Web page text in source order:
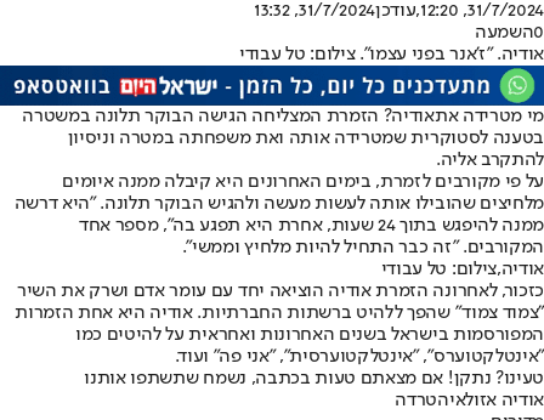
31/7/2024, 12:20
,עודכן31/7/2024, 13:32
0השמעה
אודיה. "ז'אנר בפני עצמו". צילום: טל עבודי
מי מטרידה אתאודיה? הזמרת המצליחה הגישה הבוקר תלונה במשטרה
בטענה לסטוקרית שמטרידה אותה ואת משפחתה במטרה וניסיון
להתקרב אליה.
על פי מקורבים לזמרת, בימים האחרונים היא קיבלה ממנה איומים
מלחיצים שהובילו אותה לעשות מעשה ולהגיש הבוקר תלונה. "היא דרשה
ממנה להיפגש בתוך 24 שעות, אחרת היא תפגע בה", מספר אחד
המקורבים. "זה כבר התחיל להיות מלחיץ וממשי".
אודיה,צילום: טל עבודי
כזכור, לאחרונה הזמרת אודיה הוציאה יחד עם עומר אדם ושרק את השיר
"צמוד צמוד" שהפך ללהיט ברשתות החברתיות. אודיה היא אחת הזמרות
המפורסמות בישראל בשנים האחרונות ואחראית על להיטים כמו
"אינטלקטוערס", "אינטלקטוערסית", "אני פה" ועוד.
טעינו? נתקן! אם מצאתם טעות בכתבה, נשמח שתשתפו אותנו
אודיה אזולאיהטרדה